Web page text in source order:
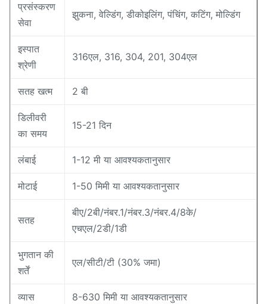
प्रसंस्करण
सेवा
झुकना, वेल्डिंग, डीकोइलिंग, पंचिंग, कटिंग, मोल्डिंग
इस्पात
श्रेणी
316एल, 316, 304, 201, 304एल
सतह खत्म 2 बी
डिलीवरी
का समय
15-21 दिन
लंबाई 1-12 मी या आवश्यकतानुसार
मोटाई 1-50 मिमी या आवश्यकतानुसार
सतह
बीए/2बी/नंबर.1/नंबर.3/नंबर.4/8के/
एचएल/2डी/1डी
भुगतान की
शर्तें
एल/सीटी/टी (30% जमा)
व्यास 8-630 मिमी या आवश्यकतानुसार